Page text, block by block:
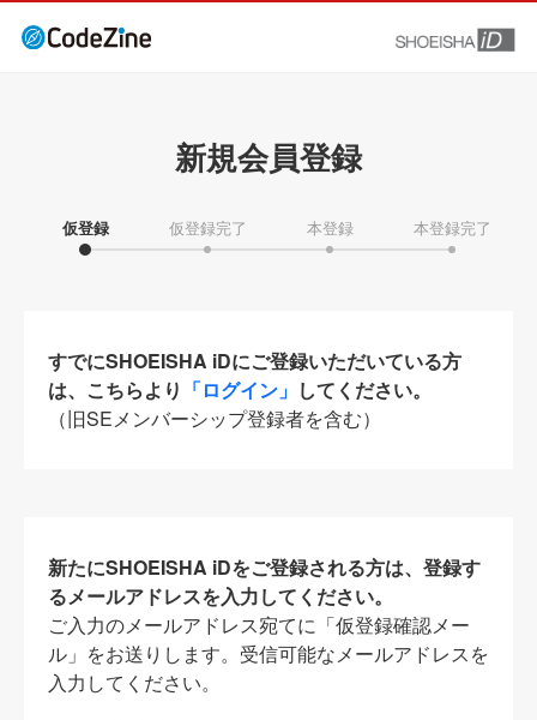
新規会員登録
仮登録 仮登録完了 本登録 本登録完了
すでにSHOEISHA iDにご登録いただいている方
は、こちらより 「ログイン」 してください。
（旧SEメンバーシップ登録者を含む）
新たにSHOEISHA iDをご登録される方は、登録す
るメールアドレスを入力してください。
ご入力のメールアドレス宛てに「仮登録確認メー
ル」をお送りします。受信可能なメールアドレスを
入力してください。